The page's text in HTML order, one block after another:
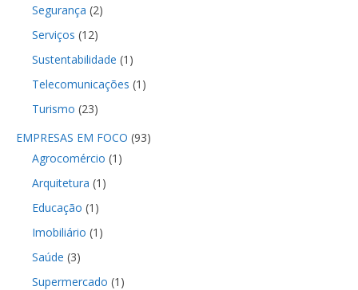
Segurança (2)
Serviços (12)
Sustentabilidade (1)
Telecomunicações (1)
Turismo (23)
EMPRESAS EM FOCO (93)
Agrocomércio (1)
Arquitetura (1)
Educação (1)
Imobiliário (1)
Saúde (3)
Supermercado (1)